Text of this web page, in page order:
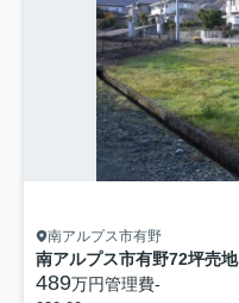
南アルプス市有野
南アルプス市有野72坪売地
489万円管理費-